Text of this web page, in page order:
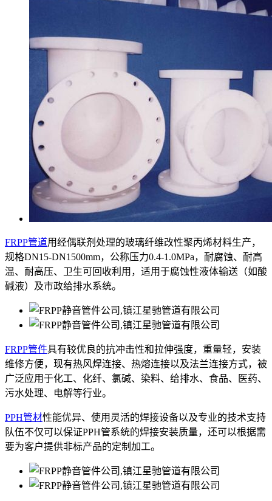
FRPP管道用经偶联剂处理的玻璃纤维改性聚丙烯材料生产，
规格DN15-DN1500mm，公称压力0.4-1.0MPa，耐腐蚀、耐高
温、耐高压、卫生可回收利用，适用于腐蚀性液体输送（如酸
碱液）及市政给排水系统。
FRPP管件具有较优良的抗冲击性和拉伸强度，重量轻，安装
维修方便，现有热风焊连接、热熔连接以及法兰连接方式，被
广泛应用于化工、化纤、氯碱、染料、给排水、食品、医药、
污水处理、电解等行业。
PPH管材性能优异、使用灵活的焊接设备以及专业的技术支持
队伍不仅可以保证PPH管系统的焊接安装质量，还可以根据需
要为客户提供非标产品的定制加工。